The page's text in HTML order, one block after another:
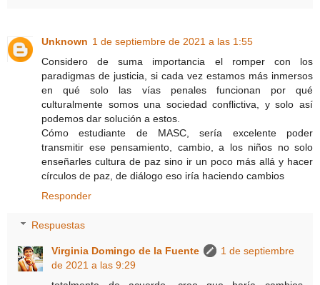
Unknown 1 de septiembre de 2021 a las 1:55
Considero de suma importancia el romper con los
paradigmas de justicia, si cada vez estamos más inmersos
en qué solo las vías penales funcionan por qué
culturalmente somos una sociedad conflictiva, y solo así
podemos dar solución a estos.
Cómo estudiante de MASC, sería excelente poder
transmitir ese pensamiento, cambio, a los niños no solo
enseñarles cultura de paz sino ir un poco más allá y hacer
círculos de paz, de diálogo eso iría haciendo cambios
Responder
Respuestas
Virginia Domingo de la Fuente
1 de septiembre
de 2021 a las 9:29